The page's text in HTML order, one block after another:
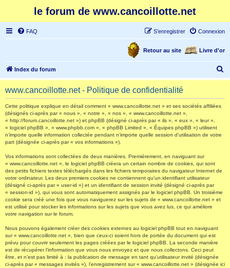
le forum de www.cancoillotte.net
FAQ Connexion
S’enregistrer
Livre d'or
Retour au site
Index du forum
e
www.cancoillotte.net - Politique de confidentialité
Cette politique explique en détail comment « www.cancoillotte.net » et ses sociétés affiliées
(désignés ci-après par « nous », « notre », « nos », « www.cancoillotte.net »,
« http://forum.cancoillotte.net ») et phpBB (désigné ci-après par « ils », « eux », « leur »,
« logiciel phpBB », « www.phpbb.com », « phpBB Limited », « Équipes phpBB ») utilisent
n’importe quelle information collectée pendant n’importe quelle session d’utilisation de votre
part (désignée ci-après par « vos informations »).
Vos informations sont collectées de deux manières. Premièrement, en naviguant sur
« www.cancoillotte.net », le logiciel phpBB créera un certain nombre de cookies, qui sont
des petits fichiers textes téléchargés dans les fichiers temporaires du navigateur Internet de
votre ordinateur. Les deux premiers cookies ne contiennent qu’un identifiant utilisateur
(désigné ci-après par « user-id ») et un identifiant de session invité (désigné ci-après par
« session-id »), qui vous sont automatiquement assignés par le logiciel phpBB. Un troisième
cookie sera créé une fois que vous naviguerez sur les sujets de « www.cancoillotte.net » et
est utilisé pour stocker les informations sur les sujets que vous avez lus, ce qui améliore
votre navigation sur le forum.
Nous pouvons également créer des cookies externes au logiciel phpBB tout en naviguant
sur « www.cancoillotte.net », bien que ceux-ci soient hors de portée du document qui est
prévu pour couvrir seulement les pages créées par le logiciel phpBB. La seconde manière
est de récupérer l’information que vous nous envoyez et que nous collectons. Ceci peut
être, et n’est pas limité à : la publication de message en tant qu’utilisateur invité (désignée
ci-après par « messages invités »), l’enregistrement sur « www.cancoillotte.net » (désignée ici